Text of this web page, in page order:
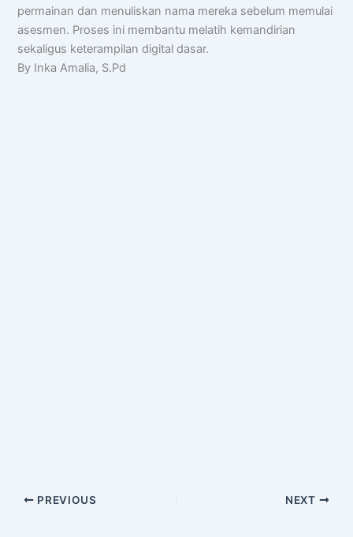
permainan dan menuliskan nama mereka sebelum memulai
asesmen. Proses ini membantu melatih kemandirian
sekaligus keterampilan digital dasar.
By Inka Amalia, S.Pd
PREVIOUS NEXT